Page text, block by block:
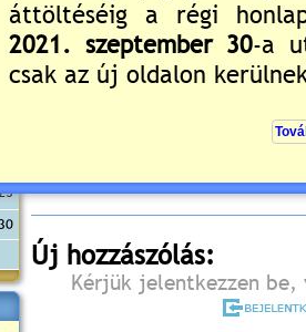
Va
30
Még nincsenek hozzászólások
Új hozzászólás:
Kérjük jelentkezzen be,